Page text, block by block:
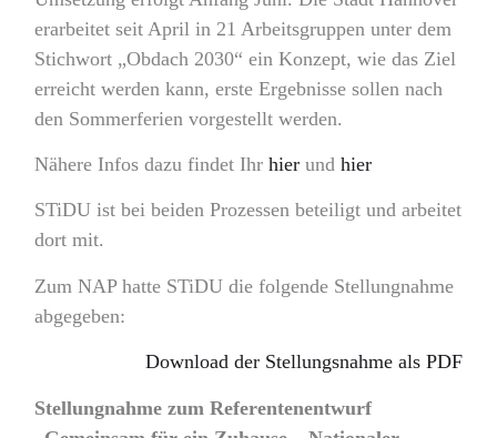
erarbeitet seit April in 21 Arbeitsgruppen unter dem
Stichwort „Obdach 2030“ ein Konzept, wie das Ziel
erreicht werden kann, erste Ergebnisse sollen nach
den Sommerferien vorgestellt werden.
Nähere Infos dazu findet Ihrhier undhier
STiDU ist bei beiden Prozessen beteiligt und arbeitet
dort mit.
Zum NAP hatte STiDU die folgende Stellungnahme
abgegeben:
Download der Stellungsnahme als PDF
Stellungnahme zum Referentenentwurf